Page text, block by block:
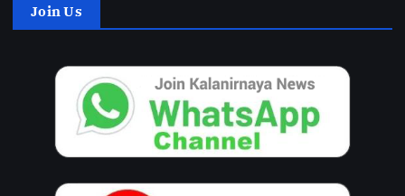
Join Us